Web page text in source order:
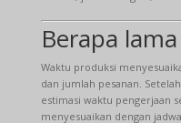
Berapa
Waktu produksi
dan jumlah pesanan.
estimasi waktu pengerjaan
menyesuaikan dengan